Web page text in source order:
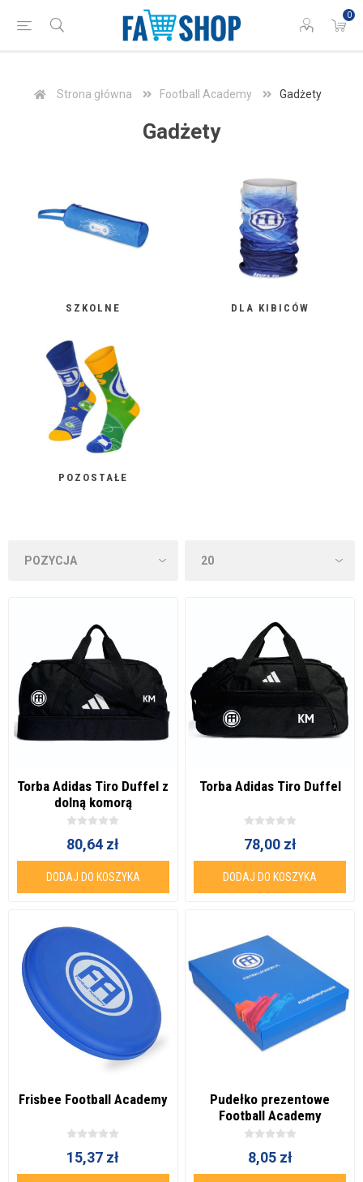
0
Strona główna Football Academy Gadżety
Gadżety
SZKOLNE DLA KIBICÓW
POZOSTAŁE
Torba Adidas Tiro Duffel z
dolną komorą
80,64 zł
DODAJ DO KOSZYKA
Torba Adidas Tiro Duffel
78,00 zł
DODAJ DO KOSZYKA
Frisbee Football Academy
15,37 zł
Pudełko prezentowe
Football Academy
8,05 zł